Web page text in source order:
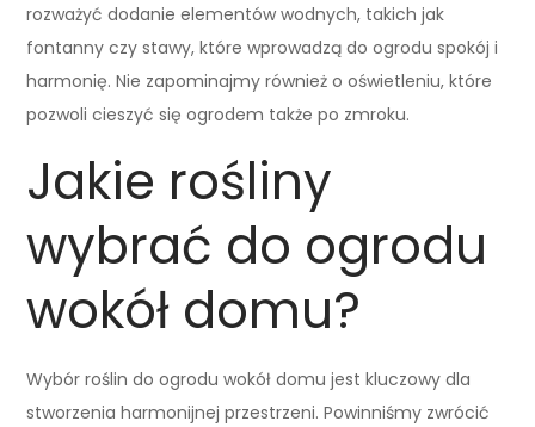
rozważyć dodanie elementów wodnych, takich jak
fontanny czy stawy, które wprowadzą do ogrodu spokój i
harmonię. Nie zapominajmy również o oświetleniu, które
pozwoli cieszyć się ogrodem także po zmroku.
Jakie rośliny
wybrać do ogrodu
wokół domu?
Wybór roślin do ogrodu wokół domu jest kluczowy dla
stworzenia harmonijnej przestrzeni. Powinniśmy zwrócić